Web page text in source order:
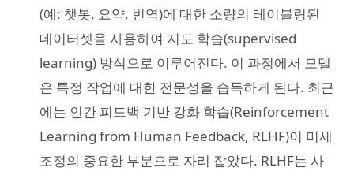
(예: 챗봇, 요약, 번역)에 대한 소량의 레이블링된
데이터셋을 사용하여 지도 학습(supervised
learning) 방식으로 이루어진다. 이 과정에서 모델
은 특정 작업에 대한 전문성을 습득하게 된다. 최근
에는 인간 피드백 기반 강화 학습(Reinforcement
Learning from Human Feedback, RLHF)이 미세
조정의 중요한 부분으로 자리 잡았다. RLHF는 사